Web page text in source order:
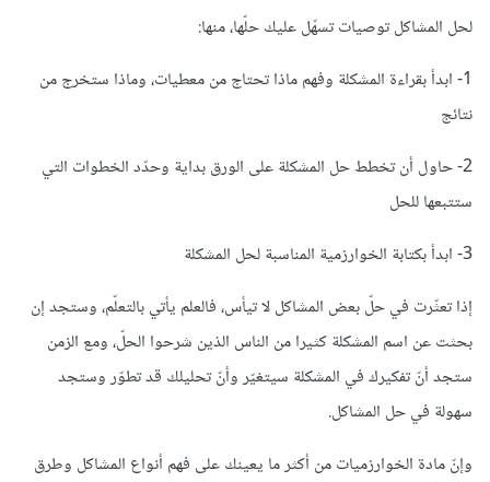
لحل المشاكل توصيات تسهّل عليك حلّها، منها:
1- ابدأ بقراءة المشكلة وفهم ماذا تحتاج من معطيات، وماذا ستخرج من
نتائج
2- حاول أن تخطط حل المشكلة على الورق بداية وحدّد الخطوات التي
ستتبعها للحل
3- ابدأ بكتابة الخوارزمية المناسبة لحل المشكلة
إذا تعثّرت في حلّ بعض المشاكل لا تيأس، فالعلم يأتي بالتعلّم، وستجد إن
بحثت عن اسم المشكلة كثيرا من الناس الذين شرحوا الحلّ، ومع الزمن
ستجد أنّ تفكيرك في المشكلة سيتغيّر وأنّ تحليلك قد تطوّر وستجد
سهولة في حل المشاكل.
وإنّ مادة الخوارزميات من أكثر ما يعينك على فهم أنواع المشاكل وطرق